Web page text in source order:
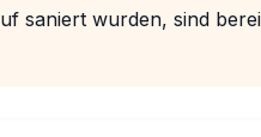
saniert wurden, sind